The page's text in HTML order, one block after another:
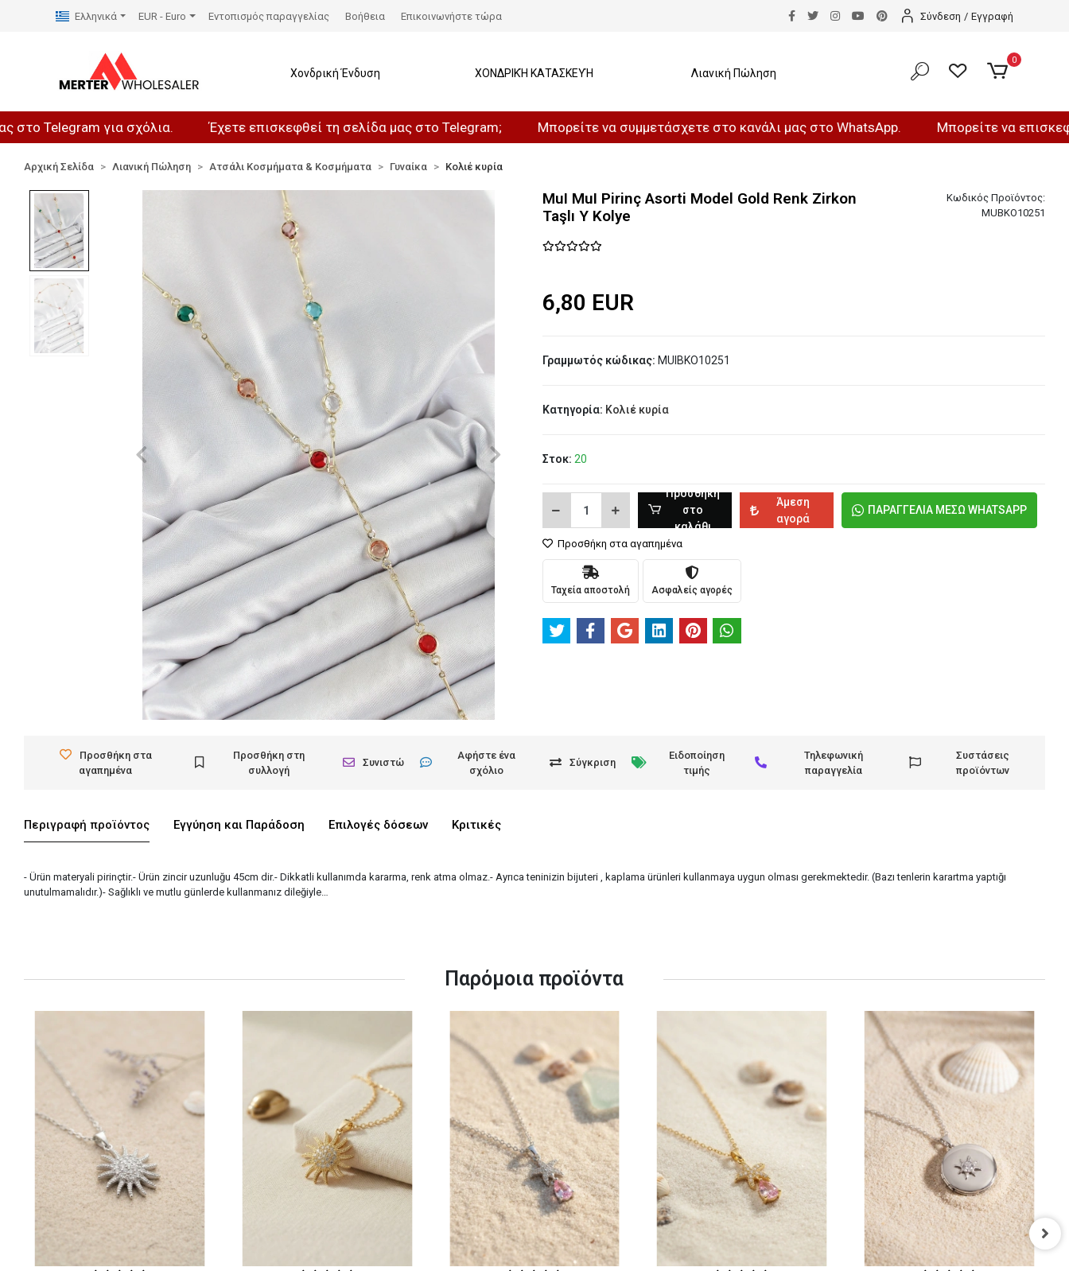
για σχόλια. Έχετε επισκεφθεί τη σελίδα μας στο Telegram; Μπορείτε να συμμετάσχετε στο κανάλι μας στο WhatsApp. Μπορείτε να επισκεφθείτε
Ελληνικά EUR - Euro Εντοπισμός παραγγελίας Βοήθεια Επικοινωνήστε τώρα Σύνδεση / Εγγραφή
Χονδρική Ένδυση ΧΟΝΔΡΙΚΉ ΚΑΤΑΣΚΕΥΉ Λιανική Πώληση
0
Αρχική Σελίδα Λιανική Πώληση Ατσάλι Κοσμήματα & Κοσμήματα Γυναίκα Κολιέ κυρία
MuI MuI Pirinç Asorti Model Gold Renk Zirkon
Taşlı Y Kolye
Κωδικός Προϊόντος:
MUBKO10251
6,80 EUR
Γραμμωτός κώδικας: MUIBKO10251
Κατηγορία: Κολιέ κυρία
Στοκ: 20
Προσθήκη
στο
καλάθι
Άμεση
αγορά
ΠΑΡΑΓΓΕΛΙΑ ΜΕΣΩ WHATSAPP
Προσθήκη στα αγαπημένα
Ταχεία αποστολή Ασφαλείς αγορές
Προσθήκη στα
αγαπημένα
Προσθήκη στη
συλλογή
Συνιστώ
Αφήστε ένα
σχόλιο
Σύγκριση
Ειδοποίηση
τιμής
Τηλεφωνική
παραγγελία
Συστάσεις
προϊόντων
Περιγραφή προϊόντος Εγγύηση και Παράδοση Επιλογές δόσεων Κριτικές
- Ürün materyali pirinçtir.- Ürün zincir uzunluğu 45cm dir.- Dikkatli kullanımda kararma, renk atma olmaz.- Ayrıca teninizin bijuteri , kaplama ürünleri kullanmaya uygun olması gerekmektedir. (Bazı tenlerin karartma yaptığı
unutulmamalıdır.)- Sağlıklı ve mutlu günlerde kullanmanız dileğiyle…
Παρόμοια προϊόντα